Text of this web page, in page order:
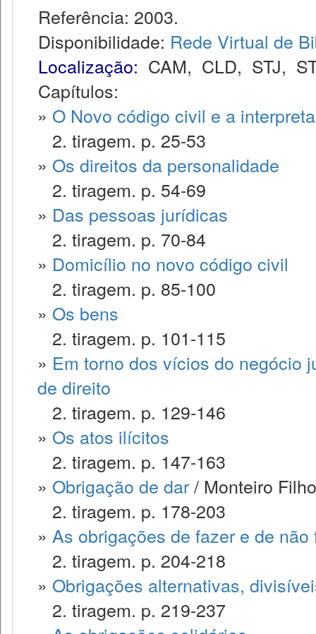
Referência: 2003.
Disponibilidade: Rede Virtual de
Localização: CAM, CLD, STJ,
Capítulos:
» O Novo código civil e a
2. tiragem. p. 25-53
» Os direitos da personalidade
2. tiragem. p. 54-69
» Das pessoas jurídicas
2. tiragem. p. 70-84
» Domicílio no novo código civil
2. tiragem. p. 85-100
» Os bens
2. tiragem. p. 101-115
» Em torno dos vícios do negócio
de direito
2. tiragem. p. 129-146
» Os atos ilícitos
2. tiragem. p. 147-163
» Obrigação de dar/ Monteiro
2. tiragem. p. 178-203
» As obrigações de fazer e de não
2. tiragem. p. 204-218
» Obrigações alternativas,
2. tiragem. p. 219-237